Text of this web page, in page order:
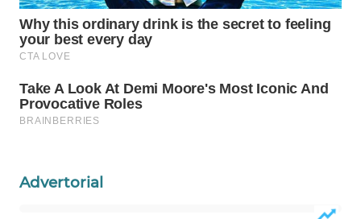
Advertorial
ID
WAHANANEWS
WAHANANEWS
NET
SPORT